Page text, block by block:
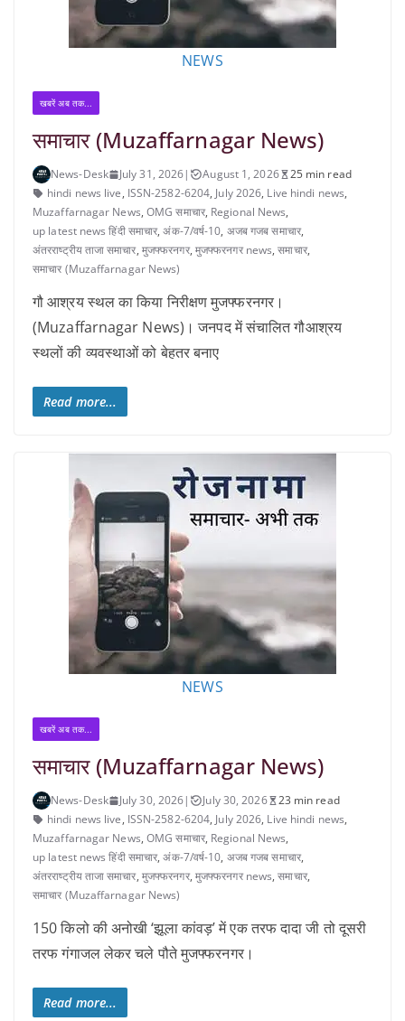
NEWS
खबरें अब तक...
समाचार (Muzaffarnagar News)
News-Desk July 31, 2026| August 1, 2026
25 min read
hindi news live, ISSN-2582-6204, July 2026, Live hindi news,
Muzaffarnagar News,OMG समाचार, Regional News,
up latest news हिंदी समाचार,अंक-7/वर्ष-10, अजब गजब समाचार,
अंतरराष्ट्रीय ताजा समाचार, मुजफ्फरनगर, मुजफ्फरनगर news,समाचार,
समाचार (Muzaffarnagar News)
गौ आश्रय स्थल का किया निरीक्षण मुजफ्फरनगर।
(Muzaffarnagar News)। जनपद में संचालित गौआश्रय
स्थलों की व्यवस्थाओं को बेहतर बनाए
Read more...
NEWS
खबरें अब तक...
समाचार (Muzaffarnagar News)
News-Desk July 30, 2026| July 30, 2026
23 min read
hindi news live, ISSN-2582-6204, July 2026, Live hindi news,
Muzaffarnagar News,OMG समाचार, Regional News,
up latest news हिंदी समाचार,अंक-7/वर्ष-10, अजब गजब समाचार,
अंतरराष्ट्रीय ताजा समाचार, मुजफ्फरनगर, मुजफ्फरनगर news,समाचार,
समाचार (Muzaffarnagar News)
150 किलो की अनोखी ‘झूला कांवड़’ में एक तरफ दादा जी तो दूसरी
तरफ गंगाजल लेकर चले पौते मुजफ्फरनगर।
Read more...